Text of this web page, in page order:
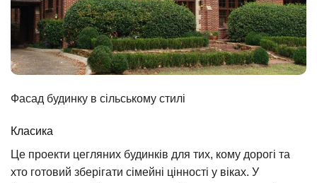
Фасад будинку в сільському стилі
Класика
Це проекти цегляних будинків для тих, кому дорогі та
хто готовий зберігати сімейні цінності у віках. У